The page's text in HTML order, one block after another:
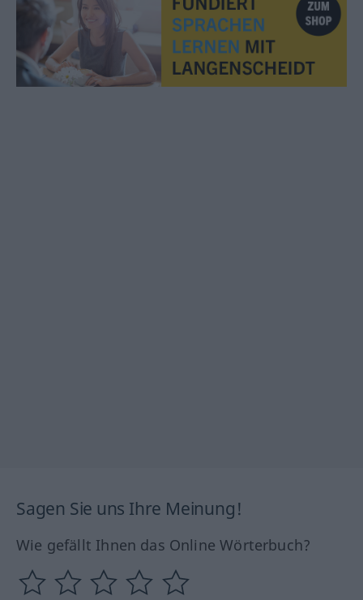
Sagen Sie uns Ihre Meinung!
Wie gefällt Ihnen das Online Wörterbuch?